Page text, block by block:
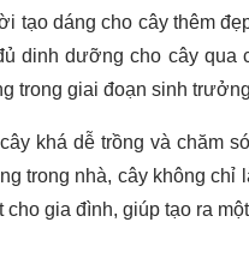
tạo dáng cho cây thêm
dinh dưỡng cho cây
trong giai đoạn sinh
khá dễ trồng và chăm
trong nhà, cây không
gia đình, giúp tạo ra